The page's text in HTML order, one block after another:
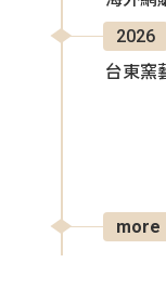
2026
台東窯
more